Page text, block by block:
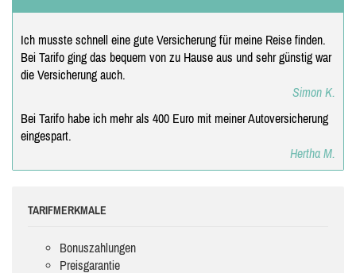
Ich musste schnell eine gute Versicherung für meine Reise finden.
Bei Tarifo ging das bequem von zu Hause aus und sehr günstig war
die Versicherung auch.
Simon K.
Bei Tarifo habe ich mehr als 400 Euro mit meiner Autoversicherung
eingespart.
Hertha M.
TARIFMERKMALE
Bonuszahlungen
Preisgarantie